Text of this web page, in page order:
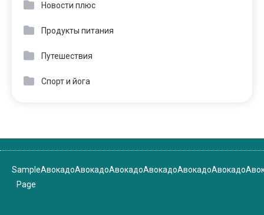
Новости плюс
Продукты питания
Путешествия
Спорт и йога
Sample
Page
АвокадоАвокадоАвокадоАвокадоАвокадоАвокадо